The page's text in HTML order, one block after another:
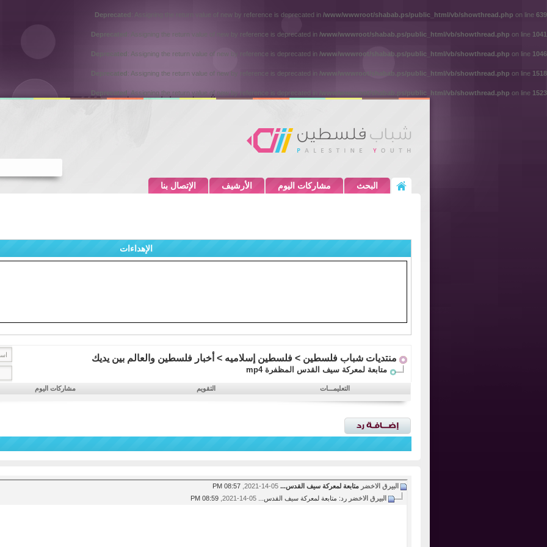
Deprecated: Assigning the return value of new by reference is deprecated in /www/wwwroot/shabab.ps/public_html/vb/showthread.php on line 639
Deprecated : Assigning the return value of new by reference is deprecated in /www/wwwroot/shabab.ps/public_html/vb/showthread.php on line 1041
Deprecated: Assigning the return value of new by reference is deprecated in /www/wwwroot/shabab.ps/public_html/vb/showthread.php on line 1046
Deprecated: Assigning the return value of new by reference is deprecated in /www/wwwroot/shabab.ps/public_html/vb/showthread.php on line 1518
Deprecated: Assigning the return value of new by reference is deprecated in /www/wwwroot/shabab.ps/public_html/vb/showthread.php on line 1523
البحث مشاركات اليوم الأرشيف الإتصال بنا
الإهداءات
منتديات شباب فلسطين >فلسطين إسلاميه > أخبار فلسطين والعالم بين يديك
متابعة لمعركة سيف القدس المظفرة mp4
التعليمـــات التقويم مشاركات اليوم
البيرق الاخضر متابعة لمعركة سيف القدس... 05-14-2021,
08:57 PM
البيرق الاخضر رد: متابعة لمعركة سيف القدس... 05-14-2021,
08:59 PM